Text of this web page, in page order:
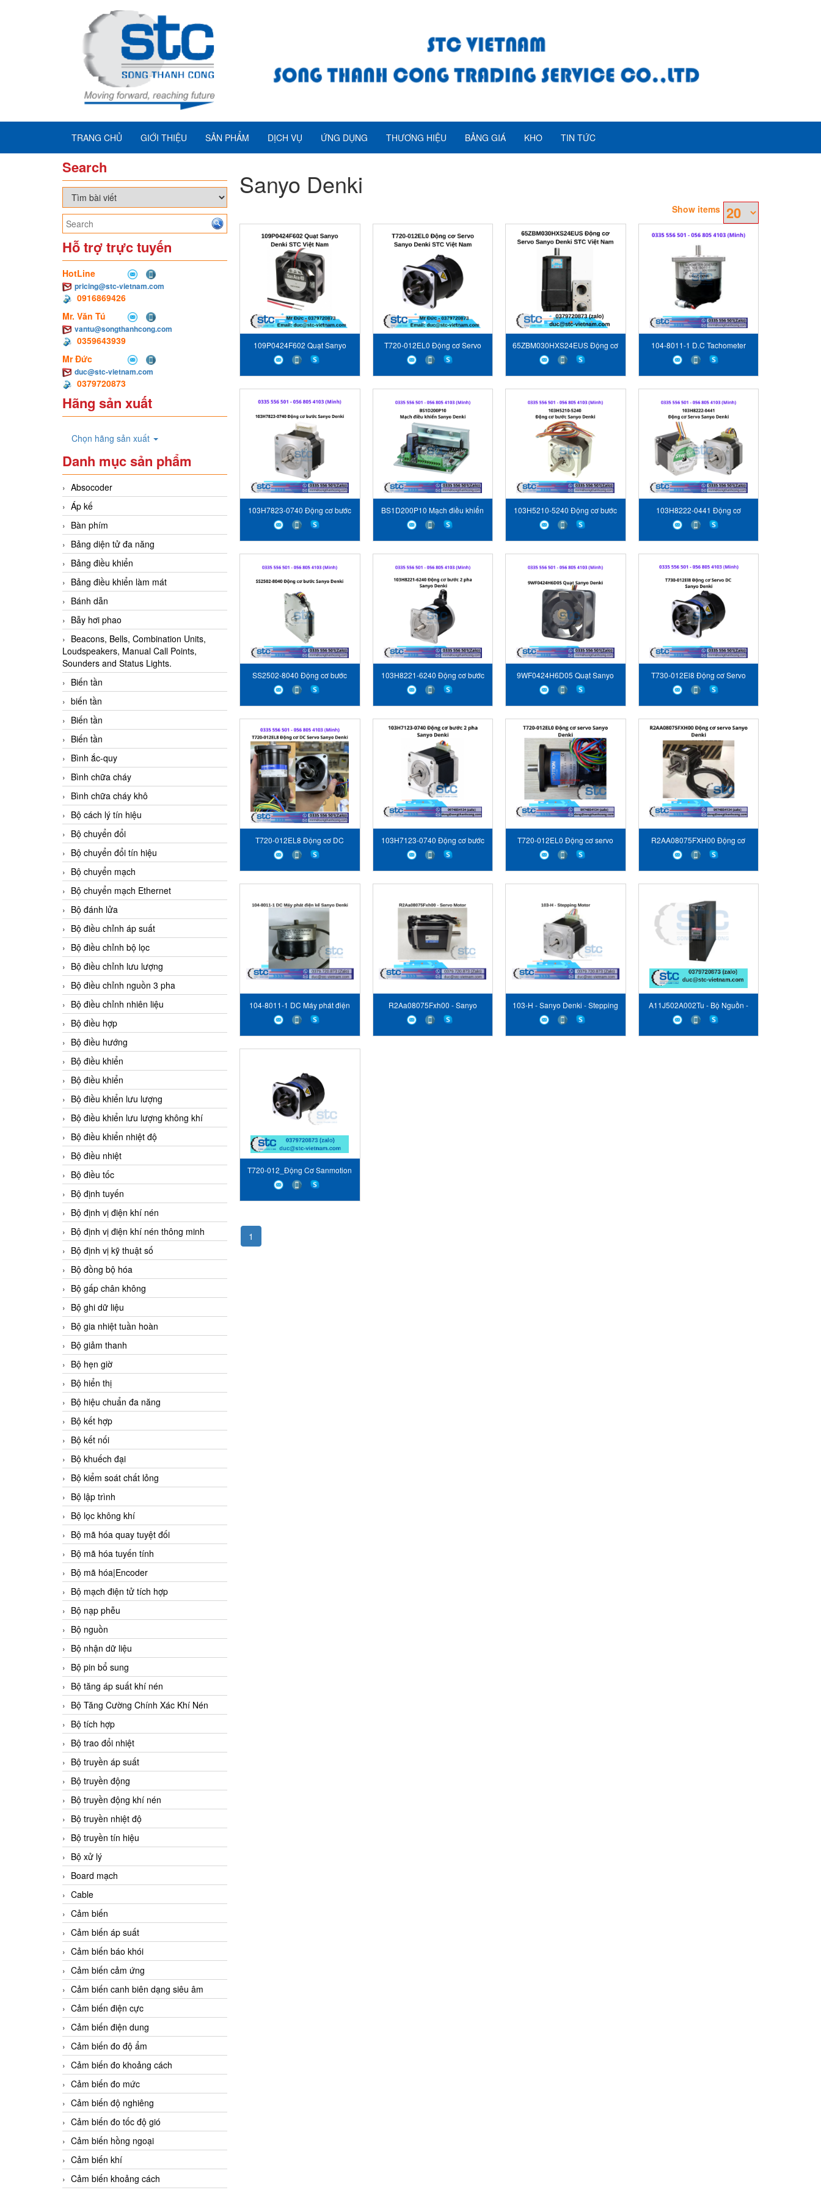
TRANG CHỦ GIỚI THIỆU SẢN PHẨM DỊCH VỤ ỨNG DỤNG THƯƠNG HIỆU BẢNG GIÁ KHO TIN TỨC
Search
Hỗ trợ trực tuyến
HotLine
pricing@stc-vietnam.com
0916869426
Mr. Văn Tú
vantu@songthanhcong.com
0359643939
Mr Đức
duc@stc-vietnam.com
0379720873
Hãng sản xuất
Chọn hãng sản xuất
Danh mục sản phẩm
Absocoder
Áp kế
Bàn phím
Bảng diện tử đa năng
Bảng điều khiển
Bảng điều khiển làm mát
Bánh dẫn
Bẫy hơi phao
Beacons, Bells, Combination Units,
Loudspeakers, Manual Call Points,
Sounders and Status Lights.
Biến tần
biến tần
Biến tần
Biến tần
Bình ắc-quy
Bình chữa cháy
Bình chữa cháy khô
Bộ cách lý tín hiệu
Bộ chuyển đổi
Bộ chuyển đổi tín hiệu
Bộ chuyển mạch
Bộ chuyển mạch Ethernet
Bộ đánh lửa
Bộ điều chỉnh áp suất
Bộ điều chỉnh bộ lọc
Bộ điều chỉnh lưu lượng
Bộ điều chỉnh nguồn 3 pha
Bộ điều chỉnh nhiên liệu
Bộ điều hợp
Bộ điều hướng
Bộ điều khiển
Bộ điều khiển
Bộ điều khiển lưu lượng
Bộ điều khiển lưu lượng không khí
Bộ điều khiển nhiệt độ
Bộ điều nhiệt
Bộ điều tốc
Bộ định tuyến
Bộ định vị điện khí nén
Bộ định vị điện khí nén thông minh
Bộ định vị kỹ thuật số
Bộ đồng bộ hóa
Bộ gấp chân không
Bộ ghi dữ liệu
Bộ gia nhiệt tuần hoàn
Bộ giảm thanh
Bộ hẹn giờ
Bộ hiển thị
Bộ hiệu chuẩn đa năng
Bộ kết hợp
Bộ kết nối
Bộ khuếch đại
Bộ kiểm soát chất lỏng
Bộ lập trình
Bộ lọc không khí
Bộ mã hóa quay tuyệt đối
Bộ mã hóa tuyến tính
Bộ mã hóa|Encoder
Bộ mạch điện tử tích hợp
Bộ nạp phễu
Bộ nguồn
Bộ nhận dữ liệu
Bộ pin bổ sung
Bộ tăng áp suất khí nén
Bộ Tăng Cường Chính Xác Khí Nén
Bộ tích hợp
Bộ trao đổi nhiệt
Bộ truyền áp suất
Bộ truyền động
Bộ truyền động khí nén
Bộ truyền nhiệt độ
Bộ truyền tín hiệu
Bộ xử lý
Board mạch
Cable
Cảm biến
Cảm biến áp suất
Cảm biến báo khói
Cảm biến cảm ứng
Cảm biến canh biên dạng siêu âm
Cảm biến điện cực
Cảm biến điện dung
Cảm biến đo độ ẩm
Cảm biến đo khoảng cách
Cảm biến đo mức
Cảm biến độ nghiêng
Cảm biến đo tốc độ gió
Cảm biến hồng ngoại
Cảm biến khí
Cảm biến khoảng cách
Sanyo Denki
Show items
109P0424F602 Quạt Sanyo
Denki
T720-012EL0 Động cơ Servo
Sanyo Denki
65ZBM030HXS24EUS Động cơ
Servo Sanyo Denki
104-8011-1 D.C Tachometer
Generator SANYO DENKI
103H7823-0740 Động cơ bước
Sanyo Denki
BS1D200P10 Mạch điều khiển
Sanyo Denki
103H5210-5240 Động cơ bước
Sanyo Denki
103H8222-0441 Động cơ
Servo Sanyo Denki
SS2502-8040 Động cơ bước
Sanyo Denki
103H8221-6240 Động cơ bước
2 pha Sanyo Denki
9WF0424H6D05 Quạt Sanyo
Denki
T730-012El8 Động cơ Servo
DC Sanyo Denki
T720-012EL8 Động cơ DC
Servo Sanyo Denki
103H7123-0740 Động cơ bước
2 pha Sanyo Denki
T720-012EL0 Động cơ servo
Sanyo Denki
R2AA08075FXH00 Động cơ
servo Sanyo Denki
104-8011-1 DC Máy phát điện
kế Sanyo Denki
R2Aa08075Fxh00 - Sanyo
Denki - Servo Motor
103-H - Sanyo Denki - Stepping
Motor
A11J502A002Tu - Bộ Nguồn -
Sanyo Denki Vietnam
T720-012_Động Cơ Sanmotion
T_Sanyo Denki Vietnam
1